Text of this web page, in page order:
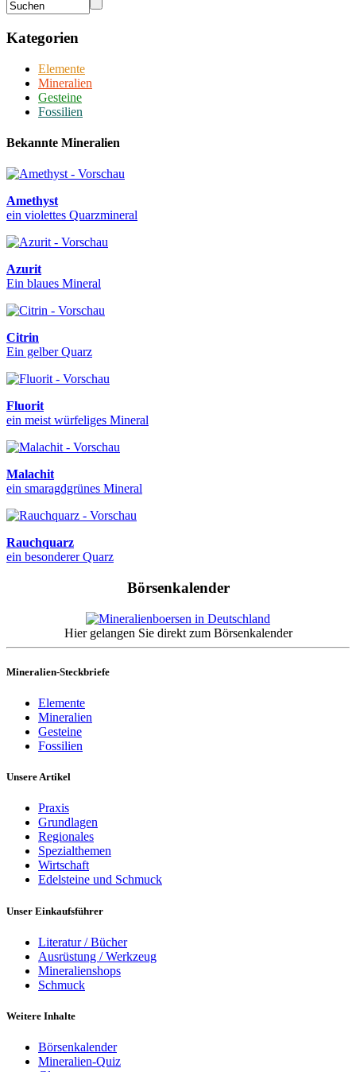
Kategorien
Elemente
Mineralien
Gesteine
Fossilien
Bekannte Mineralien
Amethyst
ein violettes Quarzmineral
Azurit
Ein blaues Mineral
Citrin
Ein gelber Quarz
Fluorit
ein meist würfeliges Mineral
Malachit
ein smaragdgrünes Mineral
Rauchquarz
ein besonderer Quarz
Börsenkalender
Hier gelangen Sie direkt zum Börsenkalender
Mineralien-Steckbriefe
Elemente
Mineralien
Gesteine
Fossilien
Unsere Artikel
Praxis
Grundlagen
Regionales
Spezialthemen
Wirtschaft
Edelsteine und Schmuck
Unser Einkaufsführer
Literatur / Bücher
Ausrüstung / Werkzeug
Mineralienshops
Schmuck
Weitere Inhalte
Börsenkalender
Mineralien-Quiz